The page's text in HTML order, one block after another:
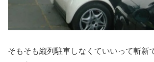
そもそも縦列駐車しなくていいって斬新